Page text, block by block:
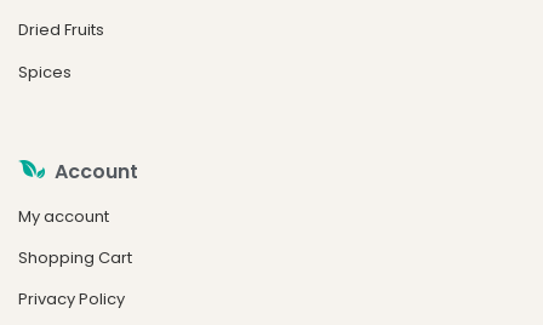
Dried Fruits
Spices
Account
My account
Shopping Cart
Privacy Policy